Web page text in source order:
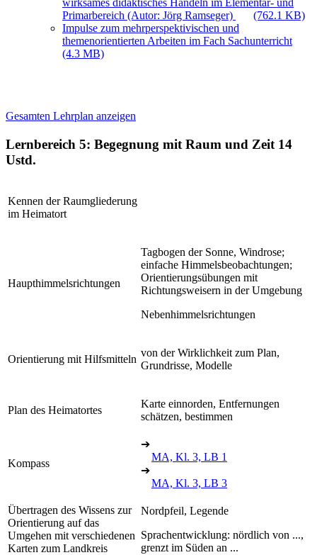
wirksames didaktisches Handeln im Elementar- und
Primarbereich (Autor: Jörg Ramseger)
(762.1 KB)
Impulse zum mehrperspektivischen und
themenorientierten Arbeiten im Fach Sachunterricht
(4.3 MB)
Gesamten Lehrplan anzeigen
Lernbereich 5: Begegnung mit Raum und Zeit 14
Ustd.
Kennen der Raumgliederung
im Heimatort
Haupthimmelsrichtungen
Tagbogen der Sonne, Windrose;
einfache Himmelsbeobachtungen;
Orientierungsübungen mit
Richtungsweisern in der Umgebung
Nebenhimmelsrichtungen
Orientierung mit Hilfsmitteln
von der Wirklichkeit zum Plan,
Grundrisse, Modelle
Plan des Heimatortes
Karte einnorden, Entfernungen
schätzen, bestimmen
Kompass
➔
MA, Kl. 3, LB 1
➔
MA, Kl. 3, LB 3
Übertragen des Wissens zur
Orientierung auf das
Umgehen mit verschiedenen
Karten zum Landkreis
Nordpfeil, Legende
Sprachentwicklung: nördlich von ...,
grenzt im Süden an ...